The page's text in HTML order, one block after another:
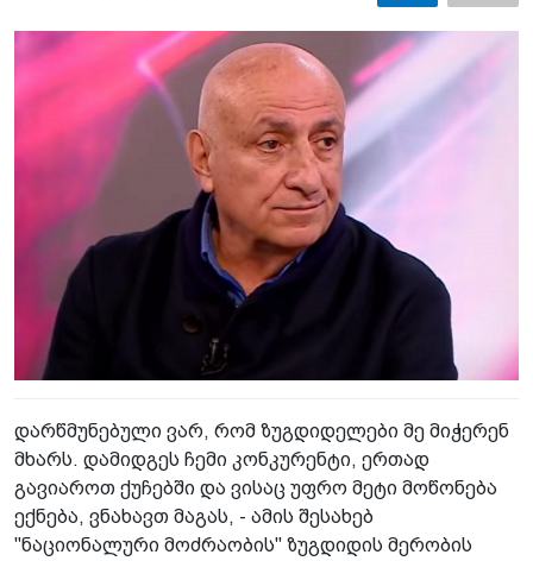
დარწმუნებული ვარ, რომ ზუგდიდელები მე მიჭერენ
მხარს. დამიდგეს ჩემი კონკურენტი, ერთად
გავიაროთ ქუჩებში და ვისაც უფრო მეტი მოწონება
ექნება, ვნახავთ მაგას, - ამის შესახებ
"ნაციონალური მოძრაობის" ზუგდიდის მერობის